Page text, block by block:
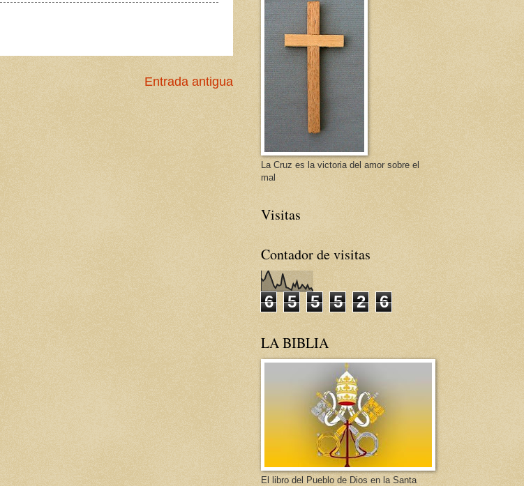
Entrada antigua
La Cruz es la victoria del amor sobre el
mal
Visitas
Contador de visitas
6 5 5 5 2 6
LA BIBLIA
El libro del Pueblo de Dios en la Santa